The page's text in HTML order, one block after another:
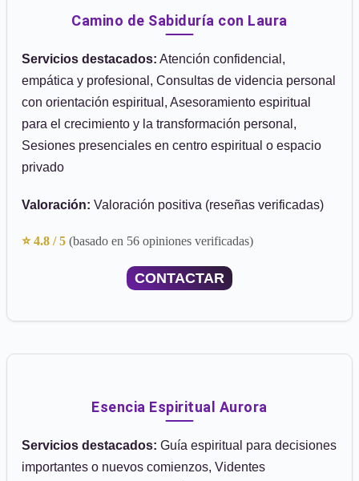
Camino de Sabiduría con Laura
Servicios destacados: Atención confidencial,
empática y profesional, Consultas de videncia personal
con orientación espiritual, Asesoramiento espiritual
para el crecimiento y la transformación personal,
Sesiones presenciales en centro espiritual o espacio
privado
Valoración: Valoración positiva (reseñas verificadas)
⭐ 4.8 / 5 (basado en 56 opiniones verificadas)
CONTACTAR
Esencia Espiritual Aurora
Servicios destacados: Guía espiritual para decisiones
importantes o nuevos comienzos, Videntes